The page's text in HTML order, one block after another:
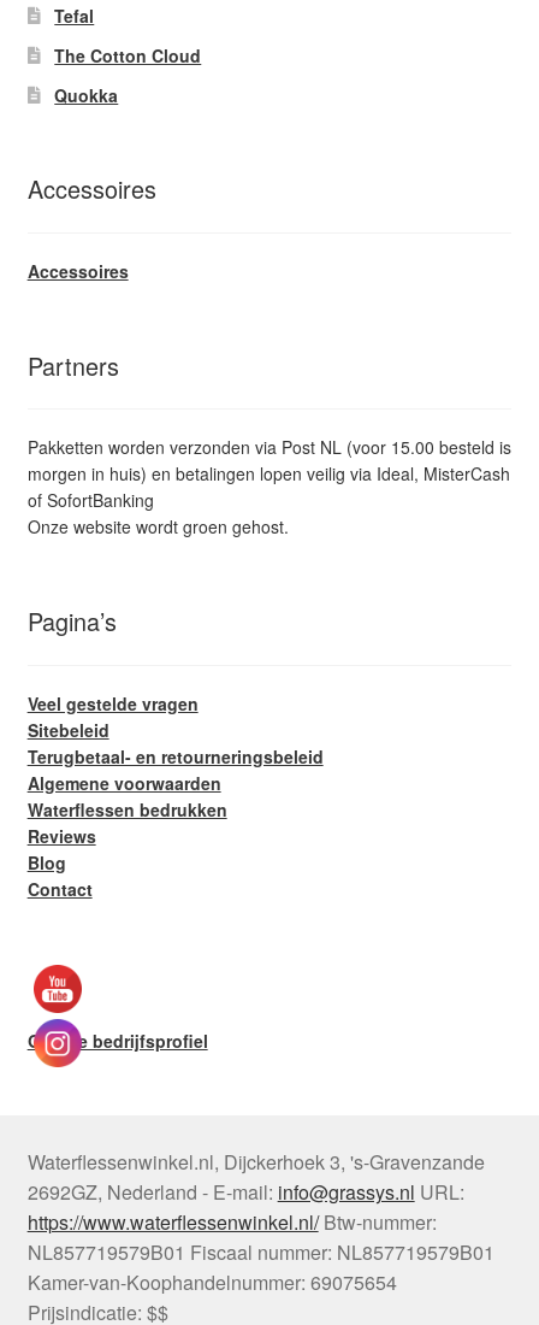
Tefal
The Cotton Cloud
Quokka
Accessoires
Accessoires
Partners
Pakketten worden verzonden via Post NL (voor 15.00 besteld is
morgen in huis) en betalingen lopen veilig via Ideal, MisterCash
of SofortBanking
Onze website wordt groen gehost.
Pagina’s
Veel gestelde vragen
Sitebeleid
Terugbetaal- en retourneringsbeleid
Algemene voorwaarden
Waterflessen bedrukken
Reviews
Blog
Contact
Google bedrijfsprofiel
Waterflessenwinkel.nl, Dijckerhoek 3, 's-Gravenzande
2692GZ, Nederland - E-mail: info@grassys.nl URL:
https://www.waterflessenwinkel.nl/ Btw-nummer:
NL857719579B01 Fiscaal nummer: NL857719579B01
Kamer-van-Koophandelnummer: 69075654
Prijsindicatie: $$